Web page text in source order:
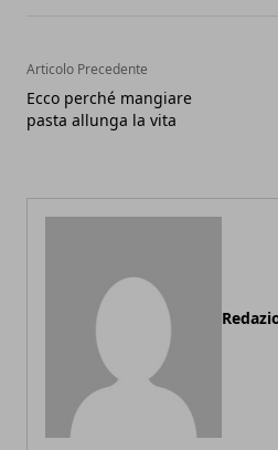
Articolo Precedente
Ecco perché mangiare
pasta allunga la vita